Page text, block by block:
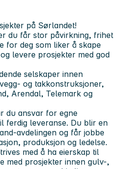
på Sørlandet!
du får stor påvirkning, frihet
for deg som liker å skape
levere prosjekter med god
selskaper innen
og takkonstruksjoner,
Arendal, Telemark og
du ansvar for egne
ferdig leveranse. Du blir en
avdelingen og får jobbe
produksjon og ledelse.
med å ha eierskap til
med prosjekter innen gulv-,